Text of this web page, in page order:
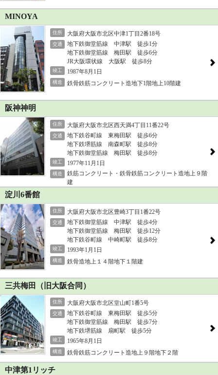
MINOYA
住所 大阪府大阪市北区中津1丁目2番18号
交通
地下鉄御堂筋線 中津駅 徒歩1分
地下鉄御堂筋線 梅田駅 徒歩6分
JR大阪環状線 大阪駅 徒歩8分
竣工 1987年8月1日
構造 鉄骨鉄筋コンクリート造地下1階地上10階建
阪神神明
住所 大阪府大阪市北区西天満4丁目11番22号
交通
地下鉄谷町線 東梅田駅 徒歩6分
地下鉄堺筋線 南森町駅 徒歩8分
地下鉄御堂筋線 梅田駅 徒歩8分
竣工 1977年11月1日
構造
鉄筋コンクリート・鉄骨鉄筋コンクリート造地上９階
建
淀川6番館
住所 大阪府大阪市北区豊崎3丁目1番22号
交通
地下鉄御堂筋線 中津駅 徒歩4分
地下鉄御堂筋線 梅田駅 徒歩12分
地下鉄谷町線 中崎町駅 徒歩8分
竣工 1993年1月1日
構造 鉄骨造地上１４階地下１階建
三共梅田（旧大阪合同）
住所 大阪府大阪市北区堂山町1番5号
交通
地下鉄谷町線 東梅田駅 徒歩5分
地下鉄御堂筋線 梅田駅 徒歩7分
地下鉄堺筋線 扇町駅 徒歩5分
竣工 1965年8月1日
構造 鉄骨鉄筋コンクリート造地上９階地下２階
中津第1リッチ